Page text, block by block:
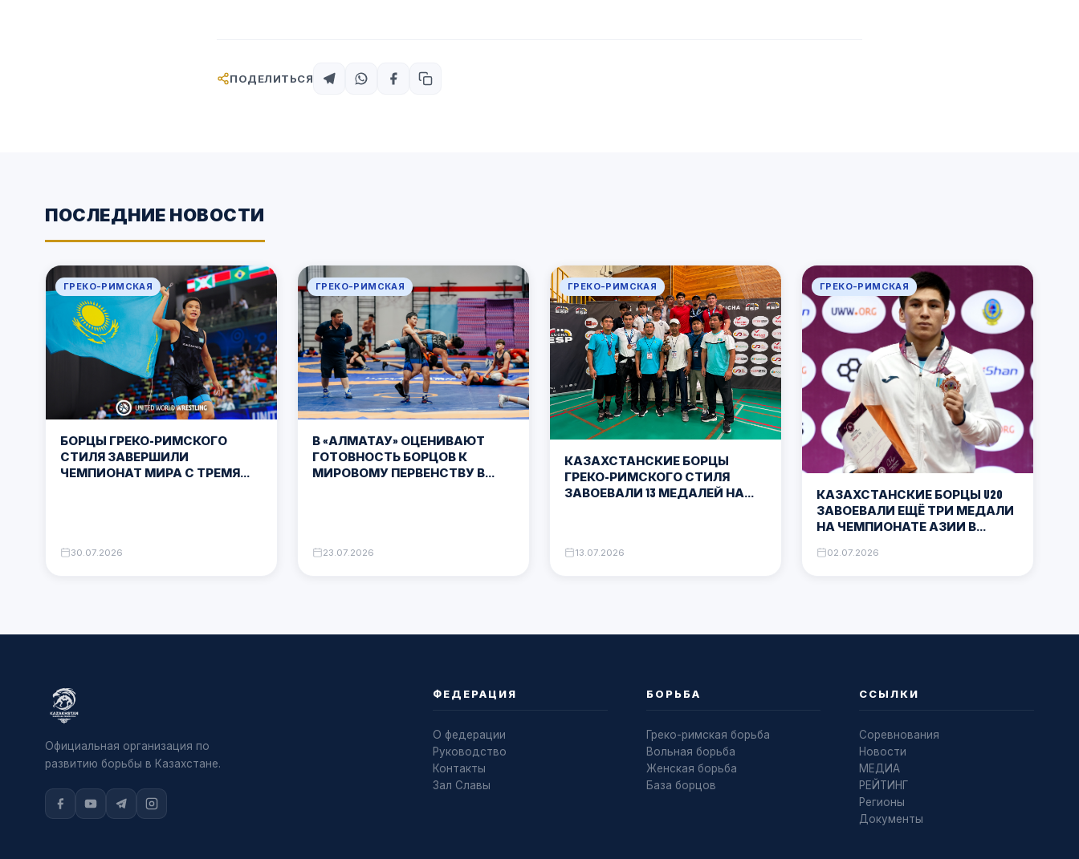
ПОДЕЛИТЬСЯ
ПОСЛЕДНИЕ НОВОСТИ
ГРЕКО-РИМСКАЯ
БОРЦЫ ГРЕКО-РИМСКОГО
СТИЛЯ ЗАВЕРШИЛИ
ЧЕМПИОНАТ МИРА С ТРЕМЯ
30.07.2026
ГРЕКО-РИМСКАЯ
В «АЛМАТАУ» ОЦЕНИВАЮТ
ГОТОВНОСТЬ БОРЦОВ К
МИРОВОМУ ПЕРВЕНСТВУ В
23.07.2026
ГРЕКО-РИМСКАЯ
КАЗАХСТАНСКИЕ БОРЦЫ
ГРЕКО-РИМСКОГО СТИЛЯ
ЗАВОЕВАЛИ 13 МЕДАЛЕЙ НА
13.07.2026
ГРЕКО-РИМСКАЯ
КАЗАХСТАНСКИЕ БОРЦЫ U20
ЗАВОЕВАЛИ ЕЩЁ ТРИ МЕДАЛИ
НА ЧЕМПИОНАТЕ АЗИИ В
02.07.2026
Официальная организация по
развитию борьбы в Казахстане.
ФЕДЕРАЦИЯ
О федерации
Руководство
Контакты
Зал Славы
БОРЬБА
Греко-римская борьба
Вольная борьба
Женская борьба
База борцов
ССЫЛКИ
Соревнования
Новости
МЕДИА
РЕЙТИНГ
Регионы
Документы